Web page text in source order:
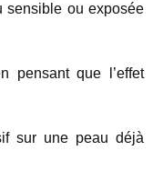
sensible ou exposée
pensant que l’effet
sur une peau déjà